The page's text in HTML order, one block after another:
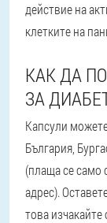
действие на
клетките на
КАК ДА
ЗА
Капсули
България,
(плаща се само
адрес).
това